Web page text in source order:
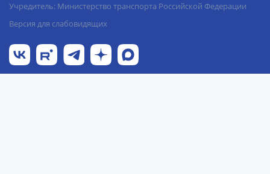
Учредитель: Министерство транспорта Российской Федерации
Версия для слабовидящих